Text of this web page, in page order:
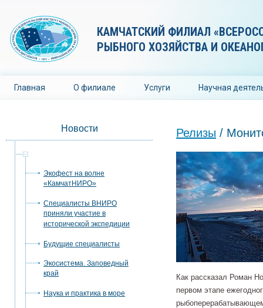
КАМЧАТСКИЙ ФИЛИАЛ
РЫБНОГО ХОЗЯЙСТВА И
Главная О филиале Услуги Научная
Новости
Экофест на волне
«КамчатНИРО»
Специалисты ВНИРО
приняли участие в
исторической экспедиции
Будущие специалисты
Экосистема. Заповедный
край
Наука и практика в море
Релизы /
Как рассказал Роман
первом этапе